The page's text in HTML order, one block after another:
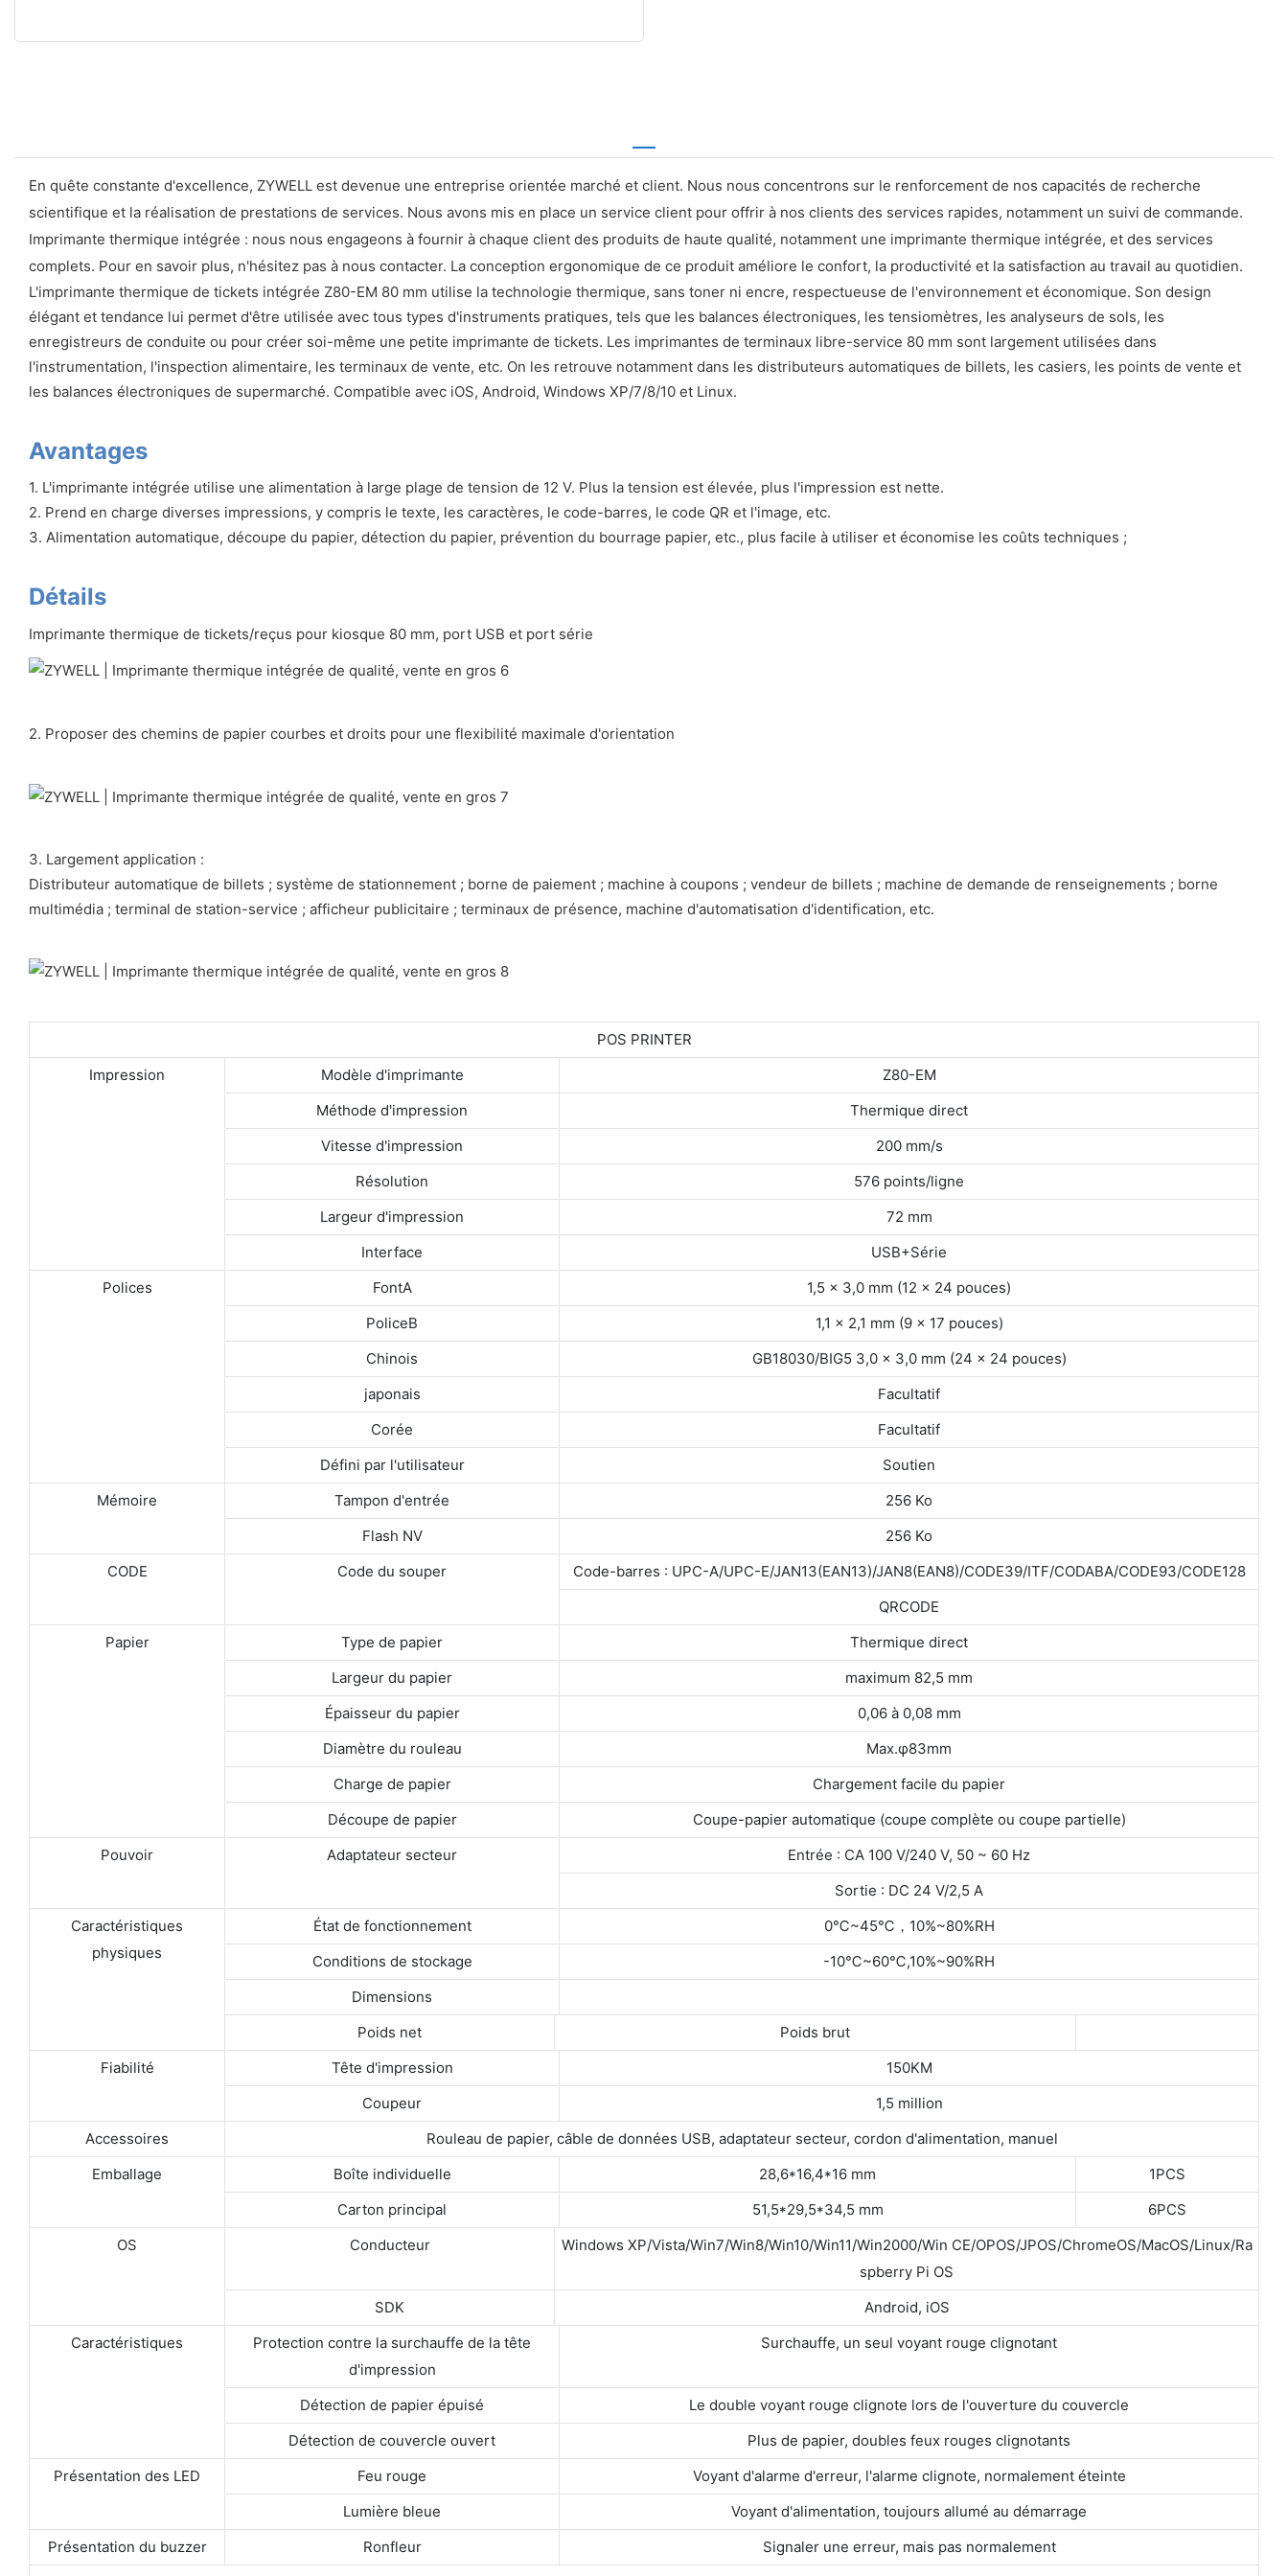
En quête constante d'excellence, ZYWELL est devenue une entreprise orientée marché et client. Nous nous concentrons sur le renforcement de nos capacités de recherche
scientifique et la réalisation de prestations de services. Nous avons mis en place un service client pour offrir à nos clients des services rapides, notamment un suivi de commande.
Imprimante thermique intégrée : nous nous engageons à fournir à chaque client des produits de haute qualité, notamment une imprimante thermique intégrée, et des services
complets. Pour en savoir plus, n'hésitez pas à nous contacter. La conception ergonomique de ce produit améliore le confort, la productivité et la satisfaction au travail au quotidien.
L'imprimante thermique de tickets intégrée Z80-EM 80 mm utilise la technologie thermique, sans toner ni encre, respectueuse de l'environnement et économique. Son design
élégant et tendance lui permet d'être utilisée avec tous types d'instruments pratiques, tels que les balances électroniques, les tensiomètres, les analyseurs de sols, les
enregistreurs de conduite ou pour créer soi-même une petite imprimante de tickets. Les imprimantes de terminaux libre-service 80 mm sont largement utilisées dans
l'instrumentation, l'inspection alimentaire, les terminaux de vente, etc. On les retrouve notamment dans les distributeurs automatiques de billets, les casiers, les points de vente et
les balances électroniques de supermarché. Compatible avec iOS, Android, Windows XP/7/8/10 et Linux.
Avantages
1. L'imprimante intégrée utilise une alimentation à large plage de tension de 12 V. Plus la tension est élevée, plus l'impression est nette.
2. Prend en charge diverses impressions, y compris le texte, les caractères, le code-barres, le code QR et l'image, etc.
3. Alimentation automatique, découpe du papier, détection du papier, prévention du bourrage papier, etc., plus facile à utiliser et économise les coûts techniques ;
Détails
Imprimante thermique de tickets/reçus pour kiosque 80 mm, port USB et port série
2. Proposer des chemins de papier courbes et droits pour une flexibilité maximale d'orientation
3. Largement application :
Distributeur automatique de billets ; système de stationnement ; borne de paiement ; machine à coupons ; vendeur de billets ; machine de demande de renseignements ; borne
multimédia ; terminal de station-service ; afficheur publicitaire ; terminaux de présence, machine d'automatisation d'identification, etc.
POS PRINTER
Impression
Modèle d'imprimante
Z80-EM
Méthode d'impression
Thermique direct
Vitesse d'impression
200 mm/s
Résolution
576 points/ligne
Largeur d'impression
72 mm
Interface
USB+Série
Polices
FontA
1,5 × 3,0 mm (12 × 24 pouces)
PoliceB
1,1 × 2,1 mm (9 × 17 pouces)
Chinois
GB18030/BIG5 3,0 × 3,0 mm (24 × 24 pouces)
japonais
Facultatif
Corée
Facultatif
Défini par l'utilisateur
Soutien
Mémoire
Tampon d'entrée
256 Ko
Flash NV
256 Ko
CODE
Code du souper
Code-barres : UPC-A/UPC-E/JAN13(EAN13)/JAN8(EAN8)/CODE39/ITF/CODABA/CODE93/CODE128
QRCODE
Papier
Type de papier
Thermique direct
Largeur du papier
maximum 82,5 mm
Épaisseur du papier
0,06 à 0,08 mm
Diamètre du rouleau
Max.φ83mm
Charge de papier
Chargement facile du papier
Découpe de papier
Coupe-papier automatique (coupe complète ou coupe partielle)
Pouvoir
Adaptateur secteur
Entrée : CA 100 V/240 V, 50 ~ 60 Hz
Sortie : DC 24 V/2,5 A
Caractéristiques
physiques
État de fonctionnement
0℃~45℃，10%~80%RH
Conditions de stockage
-10℃~60℃,10%~90%RH
Dimensions
Poids net
Poids brut
Fiabilité
Tête d'impression
150KM
Coupeur
1,5 million
Accessoires
Rouleau de papier, câble de données USB, adaptateur secteur, cordon d'alimentation, manuel
Emballage
Boîte individuelle 28,6*16,4*16 mm
1PCS
Carton principal
51,5*29,5*34,5 mm
6PCS
OS
Conducteur
Windows XP/Vista/Win7/Win8/Win10/Win11/Win2000/Win CE/OPOS/JPOS/ChromeOS/MacOS/Linux/Ra
spberry Pi OS
SDK
Android, iOS
Caractéristiques
Protection contre la surchauffe de la tête
d'impression
Surchauffe, un seul voyant rouge clignotant
Détection de papier épuisé
Le double voyant rouge clignote lors de l'ouverture du couvercle
Détection de couvercle ouvert
Plus de papier, doubles feux rouges clignotants
Présentation des LED
Feu rouge
Voyant d'alarme d'erreur, l'alarme clignote, normalement éteinte
Lumière bleue
Voyant d'alimentation, toujours allumé au démarrage
Présentation du buzzer
Ronfleur
Signaler une erreur, mais pas normalement